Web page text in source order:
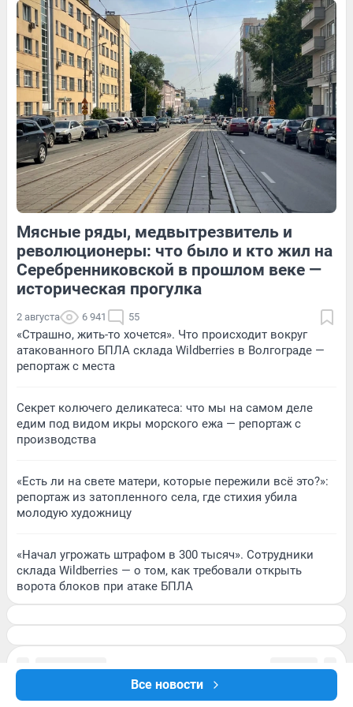
Все новости
192 2
44 Обсудить 7 Обсудить
129
Мясные ряды, медвытрезвитель и
революционеры: что было и кто жил на
Серебренниковской в прошлом веке —
историческая прогулка
2 августа 6 941 55
«Страшно, жить-то хочется». Что происходит вокруг
атакованного БПЛА склада Wildberries в Волгограде —
репортаж с места
Секрет колючего деликатеса: что мы на самом деле
едим под видом икры морского ежа — репортаж с
производства
«Есть ли на свете матери, которые пережили всё это?»:
репортаж из затопленного села, где стихия убила
молодую художницу
«Начал угрожать штрафом в 300 тысяч». Сотрудники
склада Wildberries — о том, как требовали открыть
ворота блоков при атаке БПЛА